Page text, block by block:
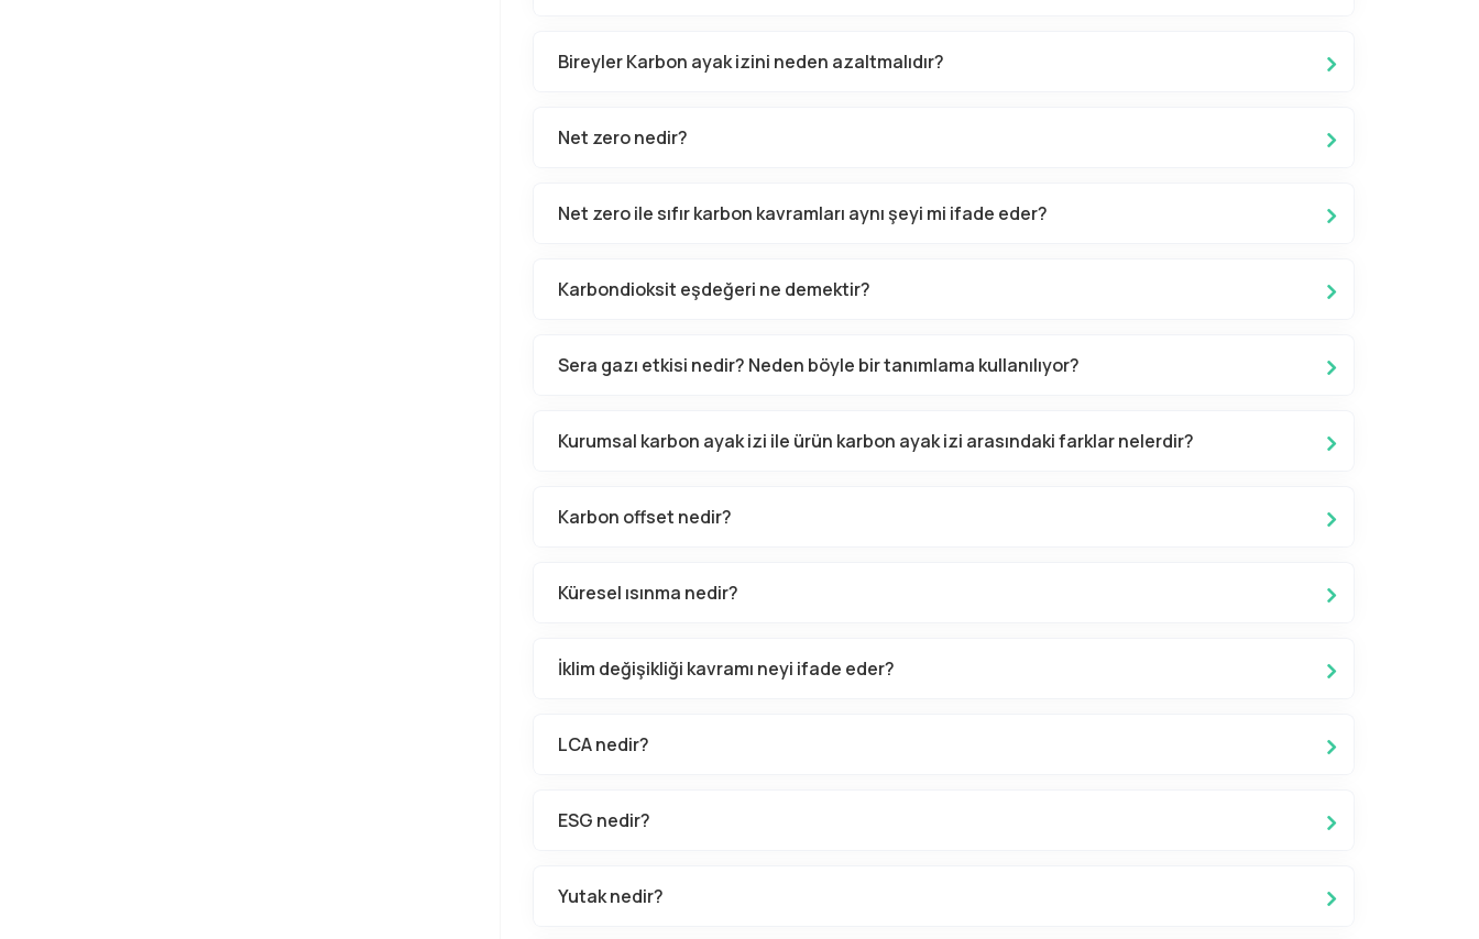
Bireyler Karbon ayak izini neden azaltmalıdır?
Net zero nedir?
Net zero ile sıfır karbon kavramları aynı şeyi mi ifade eder?
Karbondioksit eşdeğeri ne demektir?
Sera gazı etkisi nedir? Neden böyle bir tanımlama kullanılıyor?
Kurumsal karbon ayak izi ile ürün karbon ayak izi arasındaki farklar nelerdir?
Karbon offset nedir?
Küresel ısınma nedir?
İklim değişikliği kavramı neyi ifade eder?
LCA nedir?
ESG nedir?
Yutak nedir?